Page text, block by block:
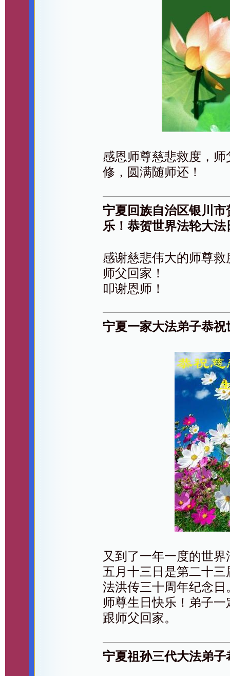
感恩师尊慈悲救度，
修，圆满随师还！
宁夏回族自治区银川
乐！恭贺世界法轮大法
感谢慈悲伟大的师尊
师父回家！
叩谢恩师！
宁夏一家大法弟子恭
又到了一年一度的世
五月十三日是第二十
法洪传三十周年纪念
师尊生日快乐！弟子
跟师父回家。
宁夏祖孙三代大法弟